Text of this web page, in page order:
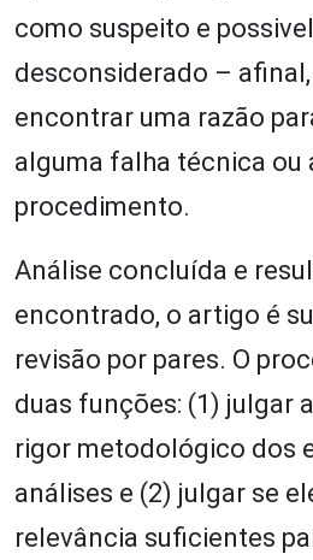
como suspeito e
desconsiderado –
encontrar uma razão
alguma falha técnica ou
procedimento.
Análise concluída e
encontrado, o artigo é
revisão por pares. O
duas funções: (1) julgar
rigor metodológico dos
análises e (2) julgar se
relevância suficientes